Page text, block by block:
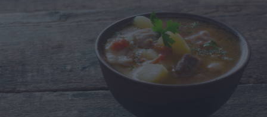
ha solo 309 calorie per porzione, ma consultate nel nostro
dizionario altre ricette che potrebbero piacervi. Una
minestra di riso con erbaggi alla genovese, ad esempio, il
famoso Preboggion, una ricetta tipica di Liguria. Oppure la
gustosa zuppa del diavolo, un’idea d’autunno che va bene
anche d’inverno. Il vino Erbaluce di Caluso Docg I suoi
profumi vengono valorizzati se abbinati con piatti dal
gusto delicato, come frittate a base di verdure, risotto alle